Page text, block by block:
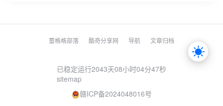
蕾格格部落 酷奇分享网 导航 文章归档
已稳定运行2043天08小时04分47秒
sitemap
赣ICP备2024048016号